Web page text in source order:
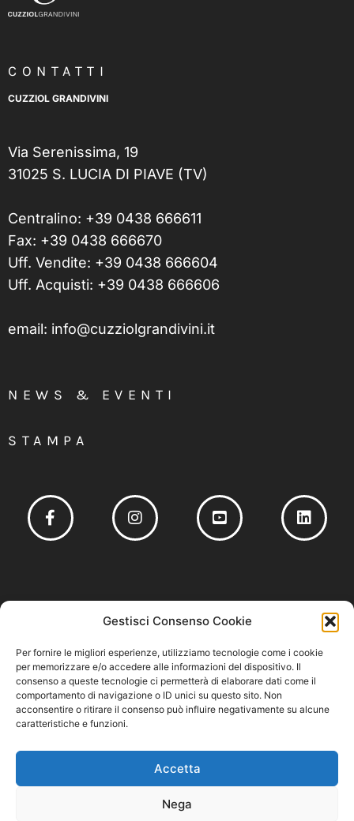
Gestisci Consenso Cookie
Per fornire le migliori esperienze, utilizziamo tecnologie come i cookie
per memorizzare e/o accedere alle informazioni del dispositivo. Il
consenso a queste tecnologie ci permetterà di elaborare dati come il
comportamento di navigazione o ID unici su questo sito. Non
acconsentire o ritirare il consenso può influire negativamente su alcune
caratteristiche e funzioni.
Accetta
Nega
CONTATTI
CUZZIOL GRANDIVINI
Via Serenissima, 19
31025 S. LUCIA DI PIAVE (TV)
Centralino: +39 0438 666611
Fax: +39 0438 666670
Uff. Vendite: +39 0438 666604
Uff. Acquisti: +39 0438 666606
email: info@cuzziolgrandivini.it
NEWS & EVENTI
STAMPA
Privacy Policy–Cookie Policy–Codice Etico e Modello 231